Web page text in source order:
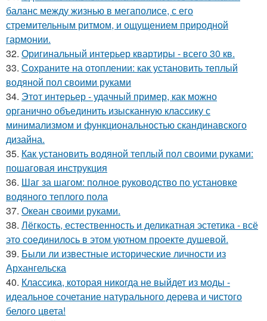
баланс между жизнью в мегаполисе, с его
стремительным ритмом, и ощущением природной
гармонии.
32. Оригинальный интерьер квартиры - всего 30 кв.
33. Сохраните на отоплении: как установить теплый
водяной пол своими руками
34. Этот интерьер - удачный пример, как можно
органично объединить изысканную классику с
минимализмом и функциональностью скандинавского
дизайна.
35. Как установить водяной теплый пол своими руками:
пошаговая инструкция
36. Шаг за шагом: полное руководство по установке
водяного теплого пола
37. Океан своими руками.
38. Лёгкость, естественность и деликатная эстетика - всё
это соединилось в этом уютном проекте душевой.
39. Были ли известные исторические личности из
Архангельска
40. Классика, которая никогда не выйдет из моды -
идеальное сочетание натурального дерева и чистого
белого цвета!